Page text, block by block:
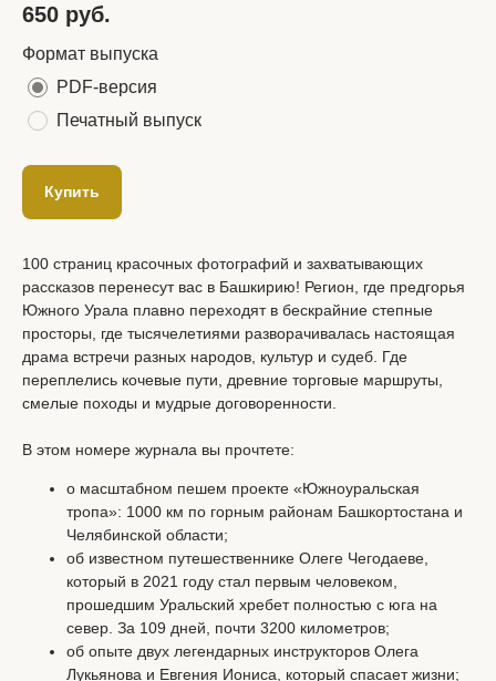
650 руб.
Формат выпуска
PDF-версия
Печатный выпуск
Купить
100 страниц красочных фотографий и захватывающих
рассказов перенесут вас в Башкирию! Регион, где предгорья
Южного Урала плавно переходят в бескрайние степные
просторы, где тысячелетиями разворачивалась настоящая
драма встречи разных народов, культур и судеб. Где
переплелись кочевые пути, древние торговые маршруты,
смелые походы и мудрые договоренности.
В этом номере журнала вы прочтете:
о масштабном пешем проекте «Южноуральская
тропа»: 1000 км по горным районам Башкортостана и
Челябинской области;
об известном путешественнике Олеге Чегодаеве,
который в 2021 году стал первым человеком,
прошедшим Уральский хребет полностью с юга на
север. За 109 дней, почти 3200 километров;
об опыте двух легендарных инструкторов Олега
Лукьянова и Евгения Иониса, который спасает жизни;